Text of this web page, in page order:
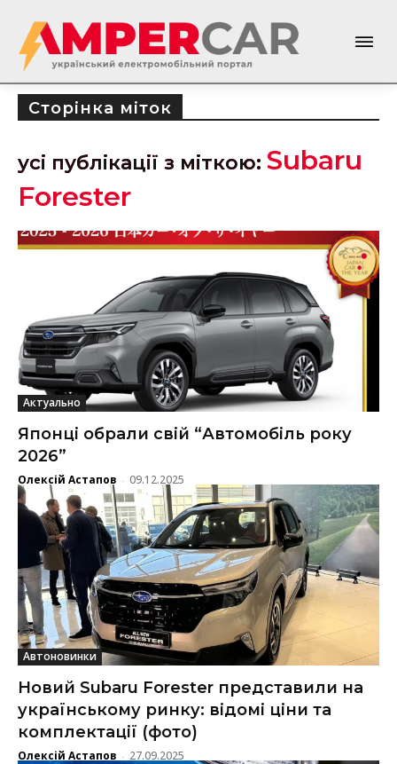
Сторінка міток
усі публікації з міткою: Subaru
Forester
Актуально
Японці обрали свій “Автомобіль року
2026”
Олексій Астапов - 09.12.2025
Автоновинки
Новий Subaru Forester представили на
українському ринку: відомі ціни та
комплектації (фото)
Олексій Астапов - 27.09.2025